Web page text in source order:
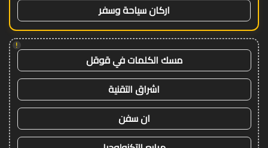
اركان سياحة وسفر
!
مسك الكلمات في قوقل
اشراق التقنية
ان سفن